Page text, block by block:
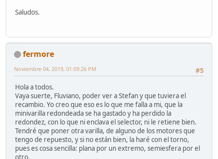
Saludos.
fermore
#5
Noviembre 04, 2019, 01:09:26 PM
Hola a todos.
Vaya suerte, Fluviano, poder ver a Stefan y que tuviera el
recambio. Yo creo que eso es lo que me falla a mi, que la
minivarilla redondeada se ha gastado y ha perdido la
redondez, con lo que ni enclava el selector, ni le retiene bien.
Tendré que poner otra varilla, de alguno de los motores que
tengo de repuesto, y si no están bien, la haré con el torno,
pues es cosa sencilla: plana por un extremo, semiesfera por el
otro.